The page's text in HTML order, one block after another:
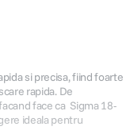
si precisa, fiind foarte
rapida. De
face ca Sigma 18-
ideala pentru